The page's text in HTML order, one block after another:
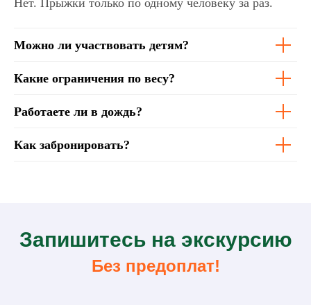
Нет. Прыжки только по одному человеку за раз.
Можно ли участвовать детям?
Какие ограничения по весу?
Работаете ли в дождь?
Как забронировать?
Запишитесь на экскурсию
Без предоплат!
Мы всегда на связи!
Telegram